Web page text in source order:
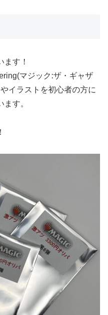
ます！
マジック:ザ・ギャザ
イラストを初心者の方に
す。